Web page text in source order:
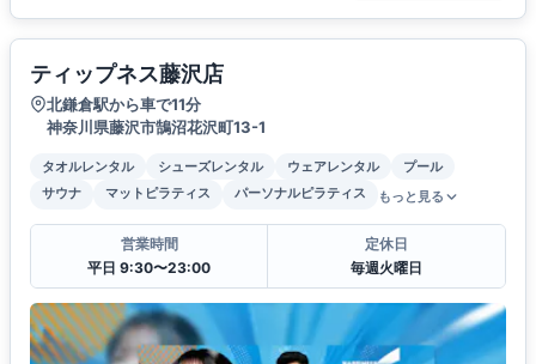
ティップネス藤沢店
北鎌倉駅から車で11分
神奈川県藤沢市鵠沼花沢町13-1
タオルレンタル シューズレンタル ウェアレンタル
プール
サウナ
マットピラティス パーソナルピラティス もっと見る
営業時間
平日 9:30〜23:00
定休日
毎週火曜日